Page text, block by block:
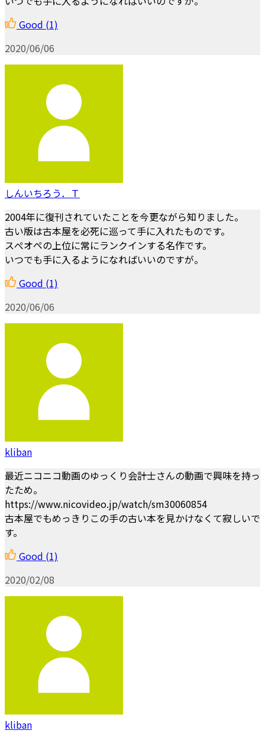
Good (1)
2020/06/06
しんいちろう．Ｔ
2004年に復刊されていたことを今更ながら知りました。
古い版は古本屋を必死に巡って手に入れたものです。
スぺオペの上位に常にランクインする名作です。
いつでも手に入るようになればいいのですが。
Good (1)
2020/06/06
kliban
最近ニコニコ動画のゆっくり会計士さんの動画で興味を持っ
たため。
https://www.nicovideo.jp/watch/sm30060854
古本屋でもめっきりこの手の古い本を見かけなくて寂しいで
す。
Good (1)
2020/02/08
kliban